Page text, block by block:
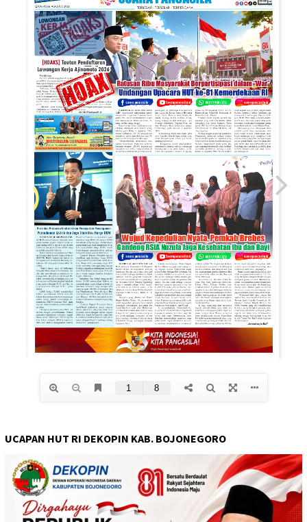
UCAPAN HUT RI DEKOPIN KAB. BOJONEGORO